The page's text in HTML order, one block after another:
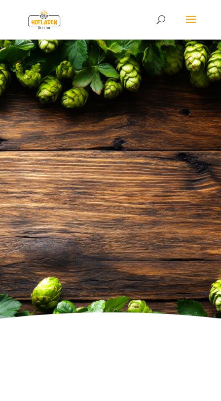
3. ÜLFER-
DURSTSTRECKE
Zusammen unterwegs –
der Spaß läuft mit!